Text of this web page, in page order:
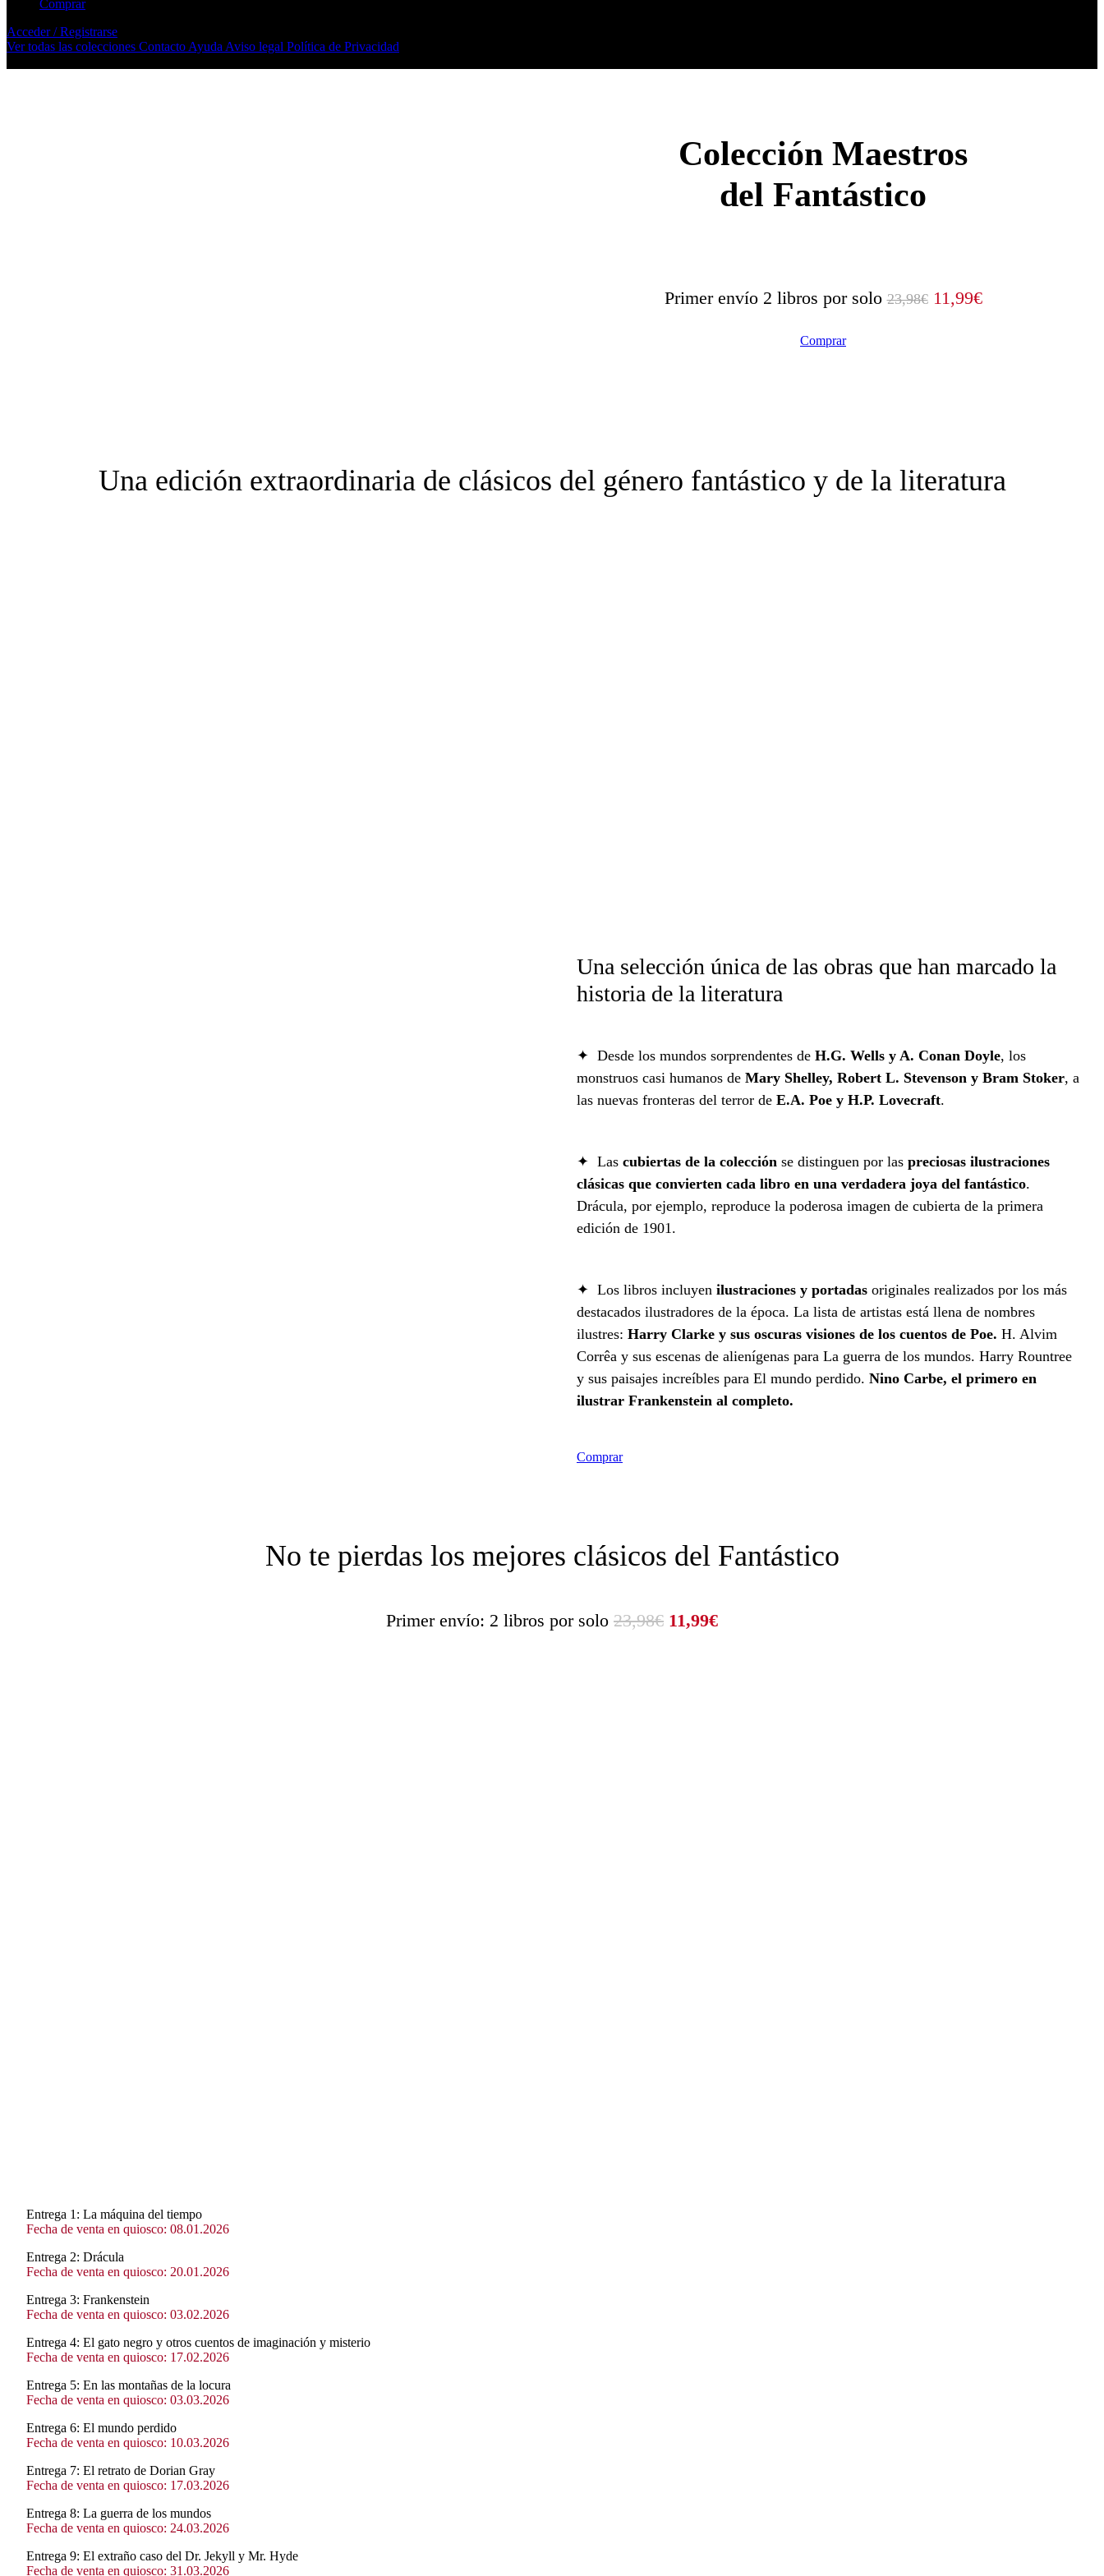
Comprar
Acceder / Registrarse
Ver todas las colecciones Contacto Ayuda Aviso legal Política de Privacidad
Colección Maestros
del Fantástico
Primer envío 2 libros por solo 23,98€ 11,99€
Comprar
Una edición extraordinaria de clásicos del género fantástico y de la literatura
Una selección única de las obras que han marcado la
historia de la literatura
✦ Desde los mundos sorprendentes de H.G. Wells y A. Conan Doyle, los
monstruos casi humanos de Mary Shelley, Robert L. Stevenson y Bram Stoker, a
las nuevas fronteras del terror de E.A. Poe y H.P. Lovecraft.
✦ Las cubiertas de la colección se distinguen por las preciosas ilustraciones
clásicas que convierten cada libro en una verdadera joya del fantástico.
Drácula, por ejemplo, reproduce la poderosa imagen de cubierta de la primera
edición de 1901.
✦ Los libros incluyen ilustraciones y portadas originales realizados por los más
destacados ilustradores de la época. La lista de artistas está llena de nombres
ilustres: Harry Clarke y sus oscuras visiones de los cuentos de Poe. H. Alvim
Corrêa y sus escenas de alienígenas para La guerra de los mundos. Harry Rountree
y sus paisajes increíbles para El mundo perdido. Nino Carbe, el primero en
ilustrar Frankenstein al completo.
Comprar
No te pierdas los mejores clásicos del Fantástico
Primer envío: 2 libros por solo 23,98€ 11,99€
Entrega 1: La máquina del tiempo
Fecha de venta en quiosco: 08.01.2026
Entrega 2: Drácula
Fecha de venta en quiosco: 20.01.2026
Entrega 3: Frankenstein
Fecha de venta en quiosco: 03.02.2026
Entrega 4: El gato negro y otros cuentos de imaginación y misterio
Fecha de venta en quiosco: 17.02.2026
Entrega 5: En las montañas de la locura
Fecha de venta en quiosco: 03.03.2026
Entrega 6: El mundo perdido
Fecha de venta en quiosco: 10.03.2026
Entrega 7: El retrato de Dorian Gray
Fecha de venta en quiosco: 17.03.2026
Entrega 8: La guerra de los mundos
Fecha de venta en quiosco: 24.03.2026
Entrega 9: El extraño caso del Dr. Jekyll y Mr. Hyde
Fecha de venta en quiosco: 31.03.2026